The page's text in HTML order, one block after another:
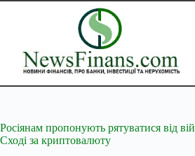
Перейти
Росіянам пропонують рятуватися від
Сході за криптовалюту